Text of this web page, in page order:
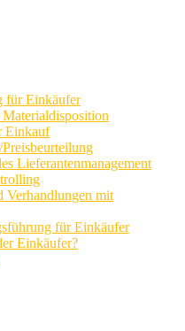
für Einkäufer
Einkauf
Lieferantenmanagement
Verhandlungen mit
für Einkäufer
Einkäufer?